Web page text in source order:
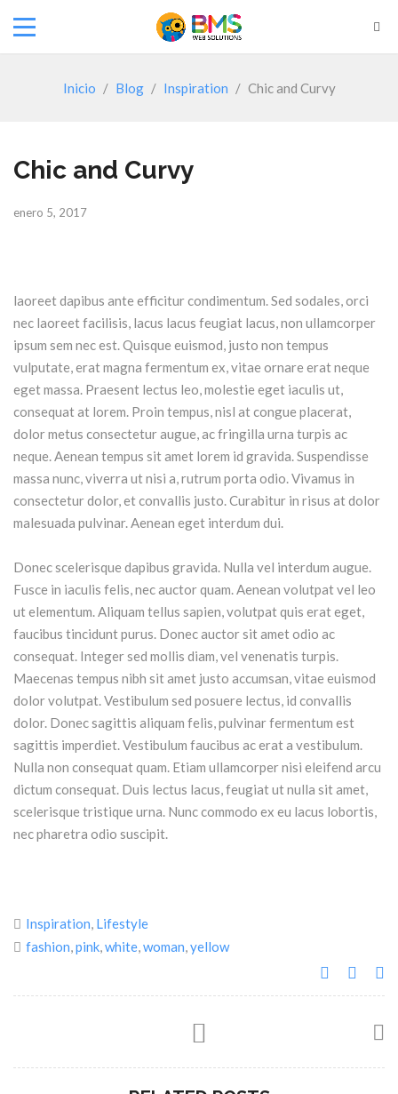
Inicio / Blog / Inspiration / Chic and Curvy
Chic and Curvy
enero 5, 2017
laoreet dapibus ante efficitur condimentum. Sed sodales, orci
nec laoreet facilisis, lacus lacus feugiat lacus, non ullamcorper
ipsum sem nec est. Quisque euismod, justo non tempus
vulputate, erat magna fermentum ex, vitae ornare erat neque
eget massa. Praesent lectus leo, molestie eget iaculis ut,
consequat at lorem. Proin tempus, nisl at congue placerat,
dolor metus consectetur augue, ac fringilla urna turpis ac
neque. Aenean tempus sit amet lorem id gravida. Suspendisse
massa nunc, viverra ut nisi a, rutrum porta odio. Vivamus in
consectetur dolor, et convallis justo. Curabitur in risus at dolor
malesuada pulvinar. Aenean eget interdum dui.
Donec scelerisque dapibus gravida. Nulla vel interdum augue.
Fusce in iaculis felis, nec auctor quam. Aenean volutpat vel leo
ut elementum. Aliquam tellus sapien, volutpat quis erat eget,
faucibus tincidunt purus. Donec auctor sit amet odio ac
consequat. Integer sed mollis diam, vel venenatis turpis.
Maecenas tempus nibh sit amet justo accumsan, vitae euismod
dolor volutpat. Vestibulum sed posuere lectus, id convallis
dolor. Donec sagittis aliquam felis, pulvinar fermentum est
sagittis imperdiet. Vestibulum faucibus ac erat a vestibulum.
Nulla non consequat quam. Etiam ullamcorper nisi eleifend arcu
dictum consequat. Duis lectus lacus, feugiat ut nulla sit amet,
scelerisque tristique urna. Nunc commodo ex eu lacus lobortis,
nec pharetra odio suscipit.
Inspiration, Lifestyle
fashion,pink,white,woman,yellow